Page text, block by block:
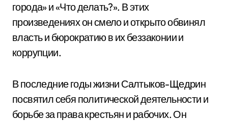
города» и «Что делать?». В этих
произведениях он смело и открыто обвинял
власть и бюрократию в их беззаконии и
коррупции.
В последние годы жизни Салтыков-Щедрин
посвятил себя политической деятельности и
борьбе за права крестьян и рабочих. Он